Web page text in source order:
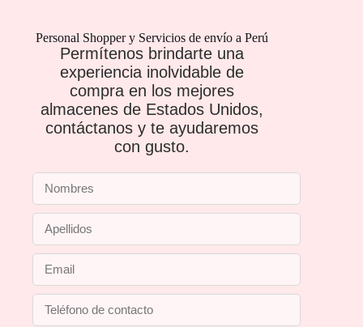
Personal Shopper y Servicios de envío a Perú
Permítenos brindarte una
experiencia inolvidable de
compra en los mejores
almacenes de Estados Unidos,
contáctanos y te ayudaremos
con gusto.